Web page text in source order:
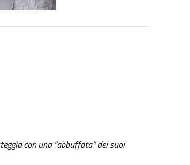
con una “abbuffata” dei suoi